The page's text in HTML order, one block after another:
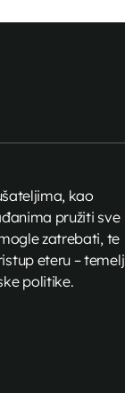
kao
pružiti sve
zatrebati, te
eteru – temelj
politike.